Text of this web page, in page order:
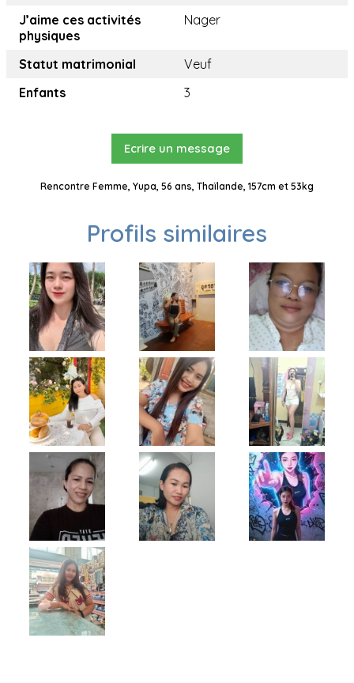
J’aime ces activités
physiques
Nager
Statut matrimonial
Veuf
Enfants
3
Ecrire un message
Rencontre Femme, Yupa, 56 ans, Thaïlande, 157cm et 53kg
Profils similaires